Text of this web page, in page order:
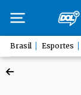
Brasil Esportes